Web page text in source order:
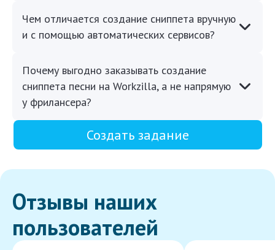
Чем отличается создание сниппета вручную
и с помощью автоматических сервисов?
Почему выгодно заказывать создание
сниппета песни на Workzilla, а не напрямую
у фрилансера?
Создать задание
Отзывы наших
пользователей